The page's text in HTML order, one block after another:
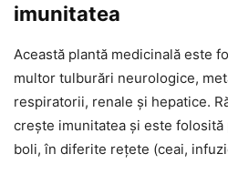
imunitatea
Această plantă medicinală este
multor tulburări neurologice,
respiratorii, renale și hepatice.
crește imunitatea și este folosită
boli, în diferite rețete (ceai,